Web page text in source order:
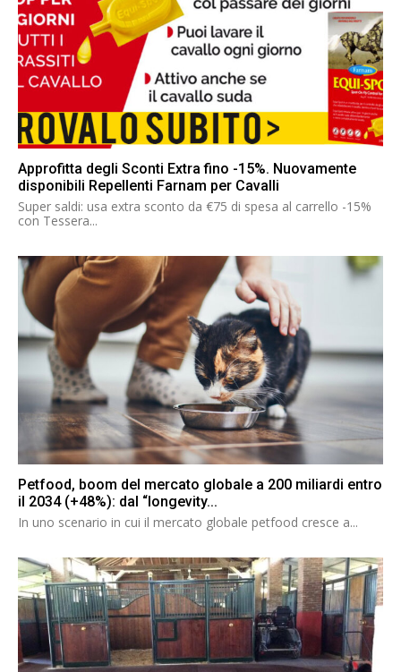
Approfitta degli Sconti Extra fino -15%. Nuovamente
disponibili Repellenti Farnam per Cavalli
Super saldi: usa extra sconto da €75 di spesa al carrello -15%
con Tessera...
Petfood, boom del mercato globale a 200 miliardi entro
il 2034 (+48%): dal “longevity...
In uno scenario in cui il mercato globale petfood cresce a...